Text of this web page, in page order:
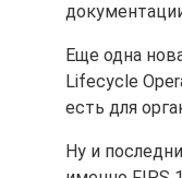
Еще одна
Lifecycle
есть для
Ну и